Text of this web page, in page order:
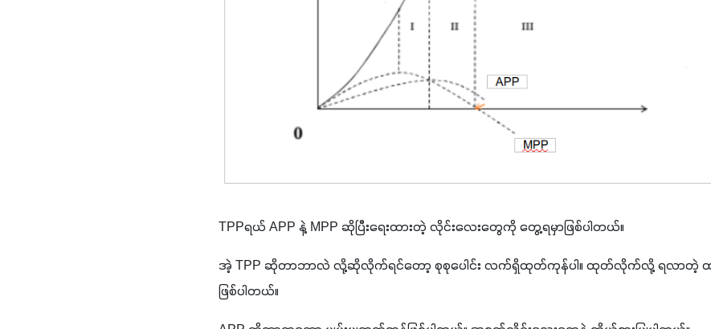
TPPရယ် APP နဲ့ MPP ဆိုပြီးရေးထားတဲ့ လိုင်းလေးတွေကို တွေ့ရမှာဖြစ်ပါတယ်။
အဲ့ TPP ဆိုတာဘာလဲ လို့ဆိုလိုက်ရင်တော့ စုစုပေါင်း လက်ရှိထုတ်ကုန်ပါ။ ထုတ်လိုက်လို့ ရလ
ဖြစ်ပါတယ်။